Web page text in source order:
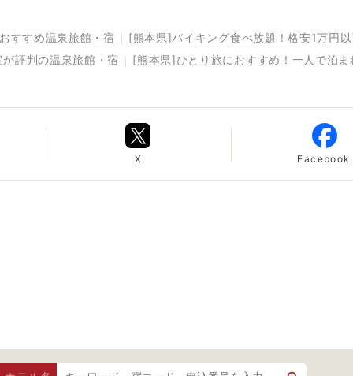
すすめ温泉旅館・宿
[熊本県]バイキング食べ放題！格安1万円
評判の温泉旅館・宿
[熊本県]ひとり旅におすすめ！一人で泊
X Facebook